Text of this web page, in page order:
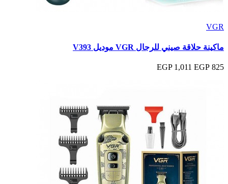
VGR
ماكينة حلاقة صيني للرجال VGR موديل V393
825 EGP
1,011 EGP